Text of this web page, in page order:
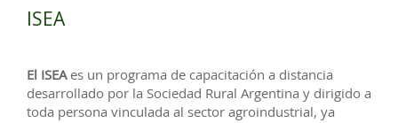
ISEA
El ISEAes un programa de capacitación a distancia
desarrollado por la Sociedad Rural Argentina y dirigido a
toda persona vinculada al sector agroindustrial, ya